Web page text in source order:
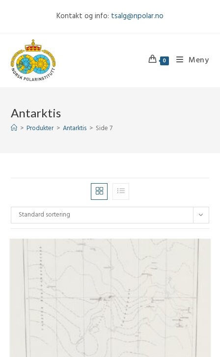
Kontakt og info: tsalg@npolar.no
0 Meny
Antarktis
> Produkter > Antarktis > Side 7
Standard sortering